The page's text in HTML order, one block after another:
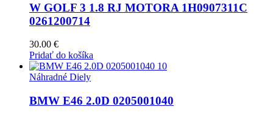
W GOLF 3 1.8 RJ MOTORA 1H0907311C
0261200714
30.00 €
Pridať do košíka
Náhradné Diely
BMW E46 2.0D 0205001040